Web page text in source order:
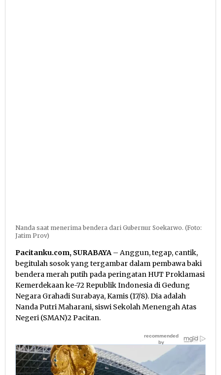
Nanda saat menerima bendera dari Gubernur Soekarwo. (Foto:
Jatim Prov)
Pacitanku.com, SURABAYA – Anggun, tegap, cantik,
begitulah sosok yang tergambar dalam pembawa baki
bendera merah putih pada peringatan HUT Proklamasi
Kemerdekaan ke-72 Republik Indonesia di Gedung
Negara Grahadi Surabaya, Kamis (17/8). Dia adalah
Nanda Putri Maharani, siswi Sekolah Menengah Atas
Negeri (SMAN)2 Pacitan.